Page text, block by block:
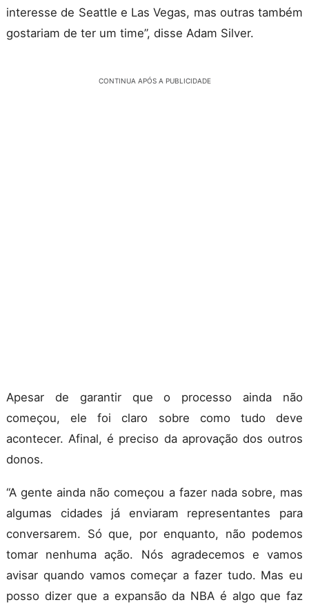
interesse de Seattle e Las Vegas, mas outras também
gostariam de ter um time”, disse Adam Silver.
CONTINUA APÓS A PUBLICIDADE
Apesar de garantir que o processo ainda não
começou, ele foi claro sobre como tudo deve
acontecer. Afinal, é preciso da aprovação dos outros
donos.
“A gente ainda não começou a fazer nada sobre, mas
algumas cidades já enviaram representantes para
conversarem. Só que, por enquanto, não podemos
tomar nenhuma ação. Nós agradecemos e vamos
avisar quando vamos começar a fazer tudo. Mas eu
posso dizer que a expansão da NBA é algo que faz